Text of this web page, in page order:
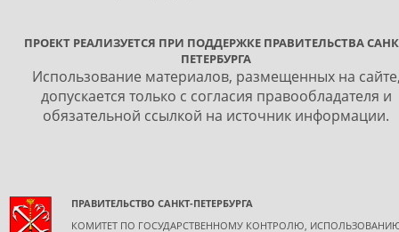
ПРОЕКТ РЕАЛИЗУЕТСЯ ПРИ ПОДДЕРЖКЕ ПРАВИТЕЛЬСТВА
ПЕТЕРБУРГА
Использование материалов, размещенных на
допускается только с согласия правообладателя и
обязательной ссылкой на источник информации.
ПРАВИТЕЛЬСТВО САНКТ-ПЕТЕРБУРГА
КОМИТЕТ ПО ГОСУДАРСТВЕННОМУ КОНТРОЛЮ,